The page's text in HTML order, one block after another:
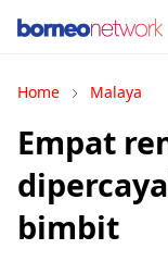
Home Malaya
Empat
bimbit